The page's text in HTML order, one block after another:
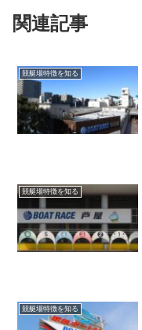
関連記事
競艇場特徴を知る
競艇場特徴を知る
競艇場特徴を知る